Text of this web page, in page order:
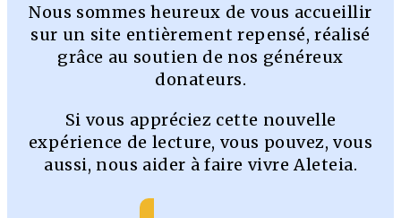
Nous sommes heureux de vous accueillir
sur un site entièrement repensé, réalisé
grâce au soutien de nos généreux
donateurs.
Si vous appréciez cette nouvelle
expérience de lecture, vous pouvez, vous
aussi, nous aider à faire vivre Aleteia.